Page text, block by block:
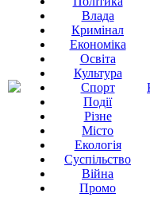
Влада
Кримінал
Економіка
Освіта
Культура
Спорт
Події
Різне
Місто
Екологія
Суспільство
Війна
Промо